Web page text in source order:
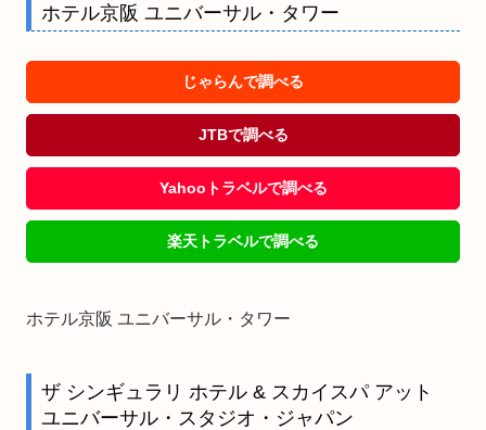
ホテル京阪 ユニバーサル・タワー
じゃらんで調べる
JTBで調べる
Yahooトラベルで調べる
楽天トラベルで調べる
ホテル京阪 ユニバーサル・タワー
ザ シンギュラリ ホテル & スカイスパ アット
ユニバーサル・スタジオ・ジャパン